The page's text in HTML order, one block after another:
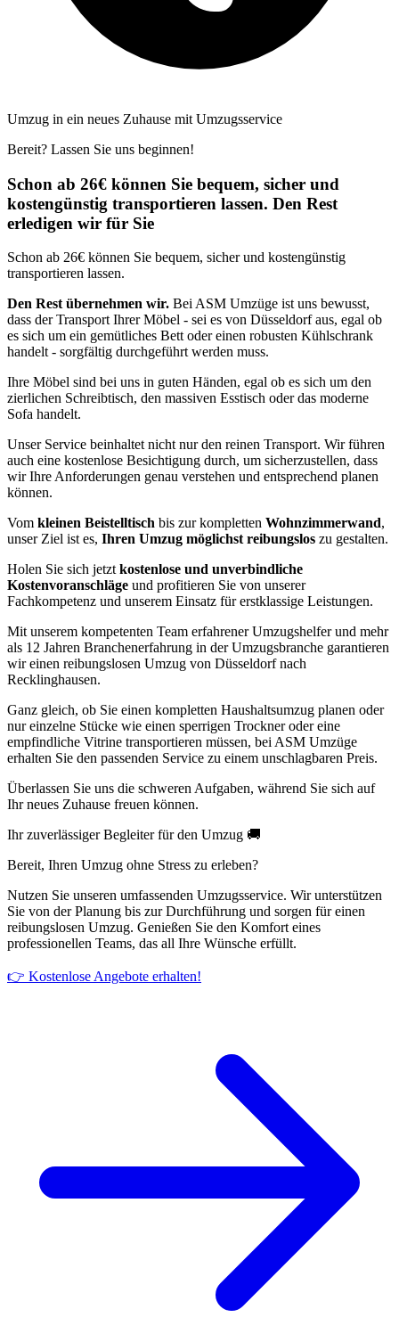
Umzug in ein neues Zuhause mit Umzugsservice
Bereit? Lassen Sie uns beginnen!
Schon ab 26€ können Sie bequem, sicher und
kostengünstig transportieren lassen. Den Rest
erledigen wir für Sie
Schon ab 26€ können Sie bequem, sicher und kostengünstig
transportieren lassen.
Den Rest übernehmen wir. Bei ASM Umzüge ist uns bewusst,
dass der Transport Ihrer Möbel - sei es von Düsseldorf aus, egal ob
es sich um ein gemütliches Bett oder einen robusten Kühlschrank
handelt - sorgfältig durchgeführt werden muss.
Ihre Möbel sind bei uns in guten Händen, egal ob es sich um den
zierlichen Schreibtisch, den massiven Esstisch oder das moderne
Sofa handelt.
Unser Service beinhaltet nicht nur den reinen Transport. Wir führen
auch eine kostenlose Besichtigung durch, um sicherzustellen, dass
wir Ihre Anforderungen genau verstehen und entsprechend planen
können.
Vom kleinen Beistelltisch bis zur kompletten Wohnzimmerwand,
unser Ziel ist es, Ihren Umzug möglichst reibungslos zu gestalten.
Holen Sie sich jetzt kostenlose und unverbindliche
Kostenvoranschläge und profitieren Sie von unserer
Fachkompetenz und unserem Einsatz für erstklassige Leistungen.
Mit unserem kompetenten Team erfahrener Umzugshelfer und mehr
als 12 Jahren Branchenerfahrung in der Umzugsbranche garantieren
wir einen reibungslosen Umzug von Düsseldorf nach
Recklinghausen.
Ganz gleich, ob Sie einen kompletten Haushaltsumzug planen oder
nur einzelne Stücke wie einen sperrigen Trockner oder eine
empfindliche Vitrine transportieren müssen, bei ASM Umzüge
erhalten Sie den passenden Service zu einem unschlagbaren Preis.
Überlassen Sie uns die schweren Aufgaben, während Sie sich auf
Ihr neues Zuhause freuen können.
Ihr zuverlässiger Begleiter für den Umzug 🚚
Bereit, Ihren Umzug ohne Stress zu erleben?
Nutzen Sie unseren umfassenden Umzugsservice. Wir unterstützen
Sie von der Planung bis zur Durchführung und sorgen für einen
reibungslosen Umzug. Genießen Sie den Komfort eines
professionellen Teams, das all Ihre Wünsche erfüllt.
👉 Kostenlose Angebote erhalten!